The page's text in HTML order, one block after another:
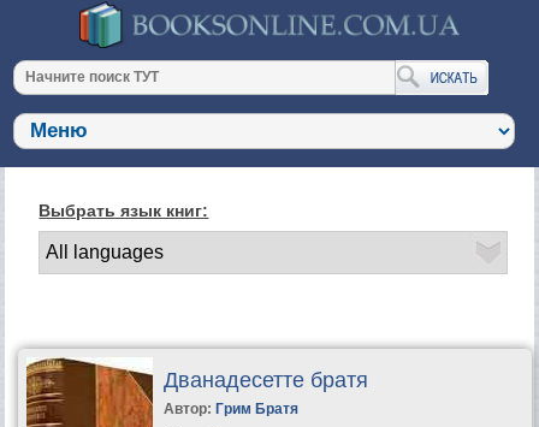
Выбрать язык книг:
Дванадесетте братя
Автор: Грим Братя